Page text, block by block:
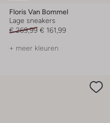
Floris Van Bommel
Lage sneakers
€ 269,99 € 161,99
+ meer kleuren